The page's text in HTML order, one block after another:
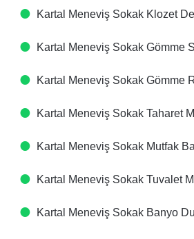
Kartal Meneviş Sokak Klozet
Kartal Meneviş Sokak Gömme
Kartal Meneviş Sokak Gömme
Kartal Meneviş Sokak Taharet
Kartal Meneviş Sokak Mutfak
Kartal Meneviş Sokak Tuvalet
Kartal Meneviş Sokak Banyo